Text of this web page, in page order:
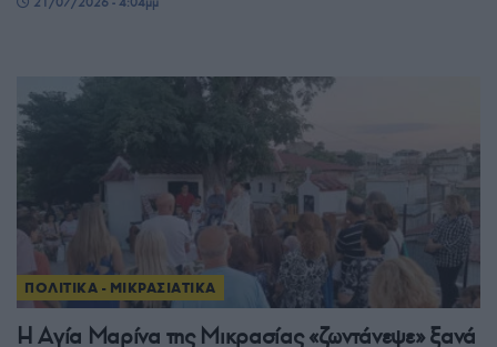
ΠΟΛΙΤΙΚΑ - ΜΙΚΡΑΣΙΑΤΙΚΑ
Η Αγία Μαρίνα της Μικρασίας «ζωντάνεψε» ξανά